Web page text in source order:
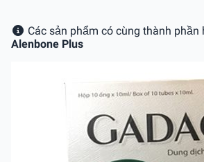
Các sản phẩm có cùng thành
Alenbone Plus